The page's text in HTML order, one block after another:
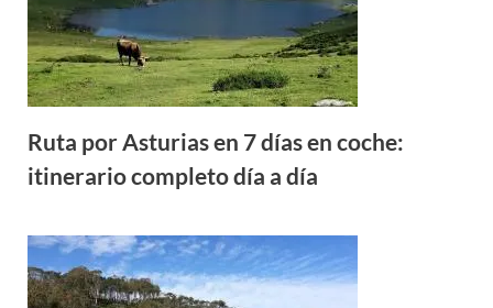
Ruta por Asturias en 7 días en coche:
itinerario completo día a día